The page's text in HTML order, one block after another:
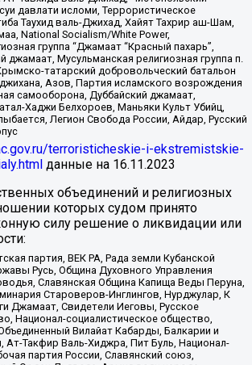
давлати исломи, Террористическое
Таухид валь-Джихад, Хайят Тахрир аш-Шам,
National Socialism/White Power,
группа “Джамаат “Красный пахарь”,
джамаат, Мусульманская религиозная группа п.
татарский добровольческий батальон
Азов, Партия исламского возрождения
самооборона, Дуббайский джамаат,
Хаджи Белхороев, Маньяки Культ Убийц,
Легион Свобода России, Айдар, Русский
terroristicheskie-i-ekstremistskie-
данные на 16.11.2023
объединений и религиозных
которых судом принято
силу решение о ликвидации или
партия, ВЕК РА, Рада земли Кубанской
Русь, Община Духовного Управления
Славянская Община Капища Веды Перуна,
Староверов-Инглингов, Нурджулар, К
Джамаат, Свидетели Иеговы, Русское
Национал-социалистическое общество,
Вилайат Кабарды, Балкарии и
Ат-Такфир Валь-Хиджра, Пит Буль, Национал-
партия России, Славянский союз,